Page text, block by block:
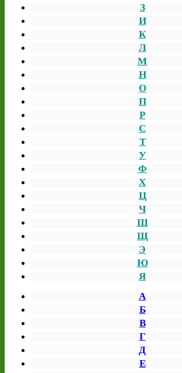
З
И
К
Л
М
Н
О
П
Р
С
Т
У
Ф
Х
Ц
Ч
Ш
Щ
Э
Ю
Я
А
Б
В
Г
Д
Е